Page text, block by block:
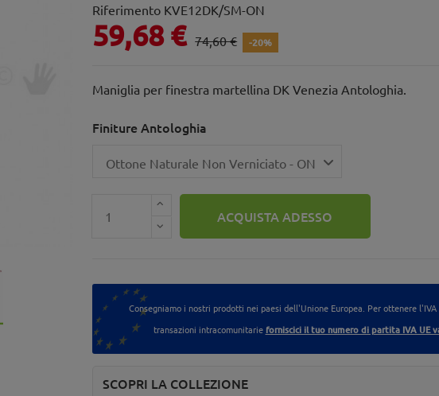
Riferimento KVE12DK/SM-ON
59,68 € 74,60 € -20%
Maniglia per finestra martellina DK Venezia Antologhia.
Finiture Antologhia
ACQUISTA ADESSO
Consegniamo i nostri prodotti nei paesi dell'Unione Europea. Per ottenere l'IVA
transazioni intracomunitarie forniscici il tuo numero di partita IVA UE
SCOPRI LA COLLEZIONE